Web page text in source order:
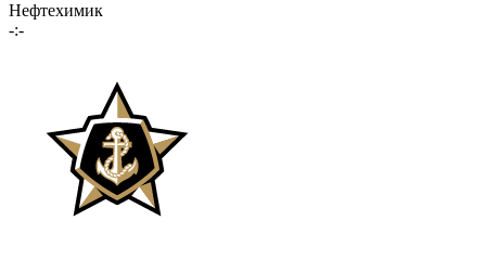
Нефтехимик
-:-